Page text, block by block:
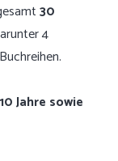
30
4
Jahre sowie